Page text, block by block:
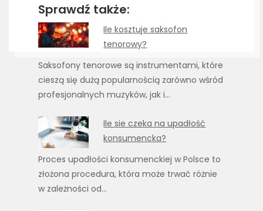
Sprawdź także:
Ile kosztuje saksofon
tenorowy?
Saksofony tenorowe są instrumentami, które
cieszą się dużą popularnością zarówno wśród
profesjonalnych muzyków, jak i…
Ile sie czeka na upadłość
konsumencka?
Proces upadłości konsumenckiej w Polsce to
złożona procedura, która może trwać różnie
w zależności od…